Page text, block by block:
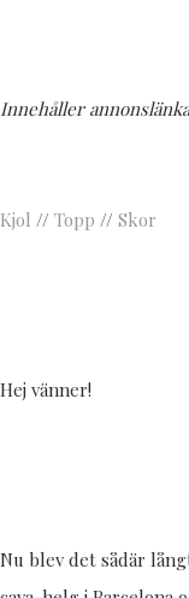
Innehåller
Kjol // Topp // Skor
Hej vänner!
Nu blev det sådär